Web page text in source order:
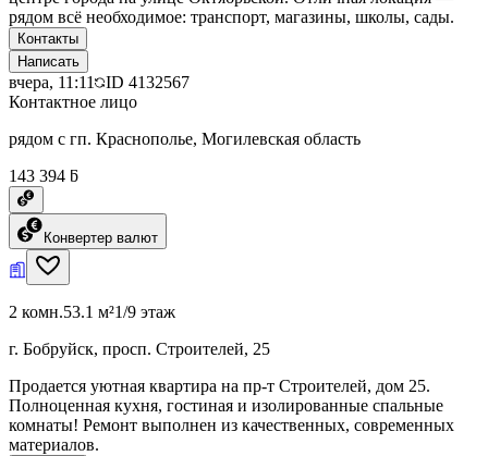
рядом всё необходимое: транспорт, магазины, школы, сады.
Контакты
Написать
вчера, 11:11 ID 4132567
Контактное лицо
рядом с гп. Краснополье, Могилевская область
143 394 ƃ
Конвертер валют
2 комн.53.1 м²1/9 этаж
г. Бобруйск, просп. Строителей, 25
Продается уютная квартира на пр-т Строителей, дом 25.
Полноценная кухня, гостиная и изолированные спальные
комнаты! Ремонт выполнен из качественных, современных
материалов.